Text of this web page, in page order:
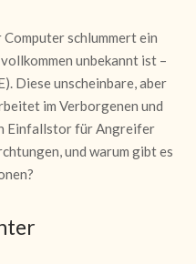
schlummert ein
unbekannt ist –
Diese unscheinbare, aber
im Verborgenen und
Einfallstor für Angreifer
und warum gibt es